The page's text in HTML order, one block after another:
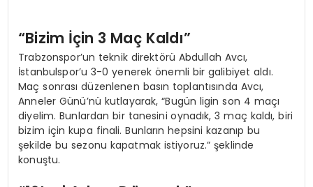
“Bizim İçin 3 Maç Kaldı”
Trabzonspor’un teknik direktörü Abdullah Avcı,
İstanbulspor’u 3-0 yenerek önemli bir galibiyet aldı.
Maç sonrası düzenlenen basın toplantısında Avcı,
Anneler Günü’nü kutlayarak, “Bugün ligin son 4 maçı
diyelim. Bunlardan bir tanesini oynadık, 3 maç kaldı, biri
bizim için kupa finali. Bunların hepsini kazanıp bu
şekilde bu sezonu kapatmak istiyoruz.” şeklinde
konuştu.